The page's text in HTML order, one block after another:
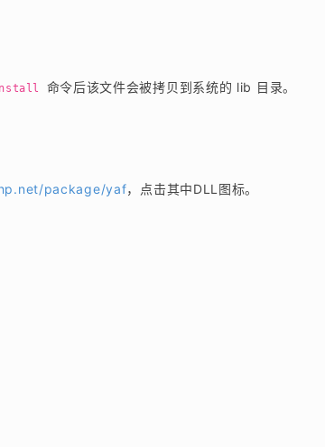
命令后该文件会被拷贝到系统的 lib 目录。
package/yaf，点击其中DLL图标。